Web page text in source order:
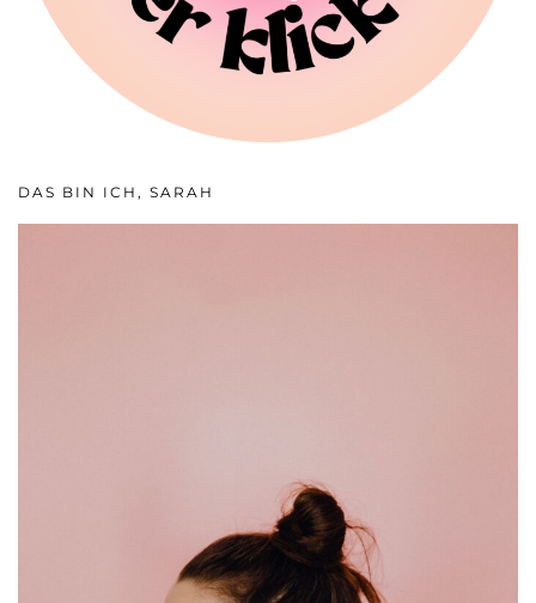
DAS BIN ICH, SARAH